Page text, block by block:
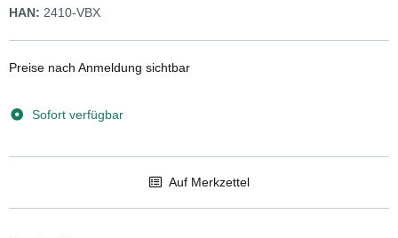
HAN: 2410-VBX
Preise nach Anmeldung sichtbar
Sofort verfügbar
Auf Merkzettel